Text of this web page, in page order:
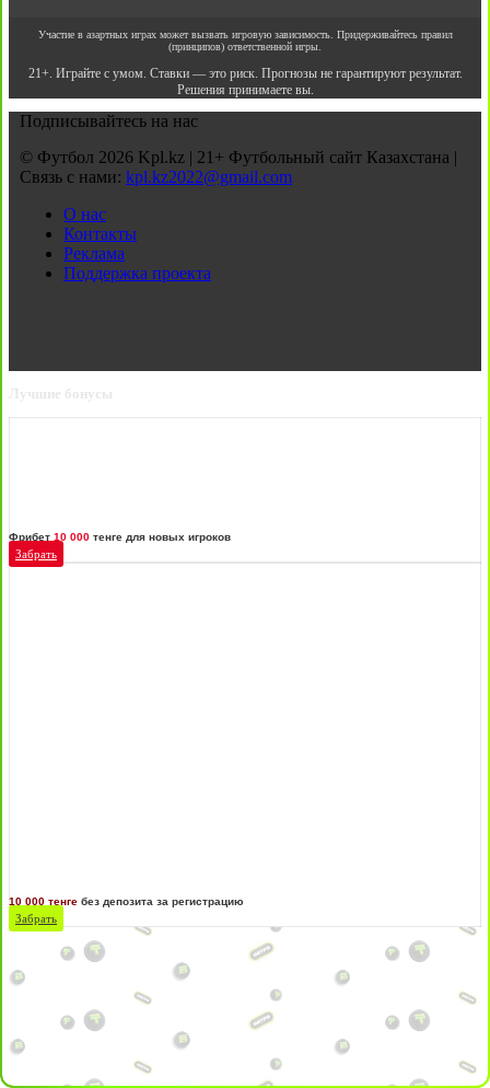
Участие в азартных играх может вызвать игровую зависимость. Придерживайтесь правил
(принципов) ответственной игры.
21+. Играйте с умом. Ставки — это риск. Прогнозы не гарантируют результат.
Решения принимаете вы.
Подписывайтесь на нас
© Футбол 2026 Kpl.kz | 21+ Футбольный сайт Казахстана |
Связь с нами: kpl.kz2022@gmail.com
О нас
Контакты
Реклама
Поддержка проекта
Лучшие бонусы
Фрибет 10 000 тенге для новых игроков
Забрать
10 000 тенге без депозита за регистрацию
Забрать